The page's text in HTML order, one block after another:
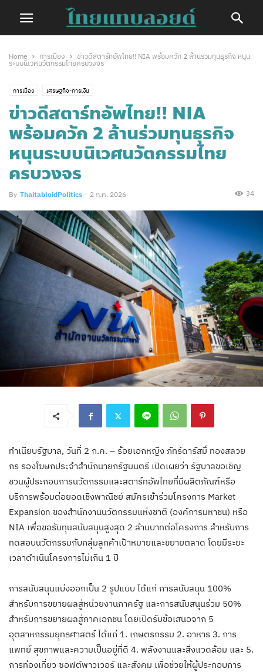
Home การเมือง
ข่าวดีสตาร์ทอัพไทย!! NIA พร้อมควัก 2 ล้านร่วมทุนธุรกิจ หนุน
ระบบนิเวศนวัตกรรมไทยครบวงจร
การเมือง เศรษฐกิจ-การเงิน
ข่าวดีสตาร์ทอัพไทย!! NIA
พร้อมควัก 2 ล้านร่วมทุนธุรกิจ
หนุนระบบนิเวศนวัตกรรมไทย
ครบวงจร
By ThaitabloidPolitics - 2 ก.ค. 2026 34
ทำเนียบรัฐบาล, วันที่ 2 ก.ค. – ร้อยเอกหญิง ภัทร์ดารัสมิ์ ทองสลวย
กร รองโฆษกประจำสำนักนายกรัฐมนตรี เปิดเผยว่า รัฐบาลขอเชิญ
ชวนผู้ประกอบการนวัตกรรมและสตาร์ทอัพไทยที่มีผลิตภัณฑ์หรือ
บริการพร้อมต่อยอดเชิงพาณิชย์ สมัครเข้าร่วมโครงการ Market
Expansion ของสำนักงานนวัตกรรมแห่งชาติ (องค์การมหาชน) หรือ
NIA เพื่อขอรับทุนสนับสนุนสูงสุด 2 ล้านบาทต่อโครงการ สำหรับการ
ทดสอบนวัตกรรมกับกลุ่มลูกค้าเป้าหมายและขยายตลาด โดยมีระยะ
เวลาดำเนินโครงการไม่เกิน 1 ปี
การสนับสนุนแบ่งออกเป็น 2 รูปแบบ ได้แก่ การสนับสนุน 100%
สำหรับการขยายผลสู่หน่วยงานภาครัฐ และการสนับสนุนร่วม 50%
สำหรับการขยายผลสู่ภาคเอกชน โดยเปิดรับข้อเสนอจาก 5
อุตสาหกรรมยุทธศาสตร์ ได้แก่ 1. เกษตรกรรม 2. อาหาร 3. การ
แพทย์ สุขภาพและความเป็นอยู่ที่ดี 4. พลังงานและสิ่งแวดล้อม และ 5.
การท่องเที่ยว ซอฟต์พาวเวอร์ และสังคม เพื่อช่วยให้ผู้ประกอบการ